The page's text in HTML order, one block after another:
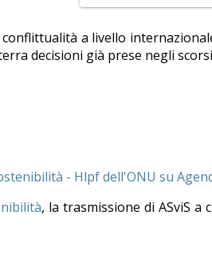
a livello
decisioni già prese negli
- Hlpf dell'ONU su
, la trasmissione di ASviS a